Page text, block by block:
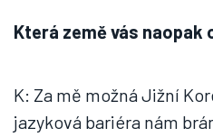
Která země vás naopak
K: Za mě možná Jižní
jazyková bariéra nám